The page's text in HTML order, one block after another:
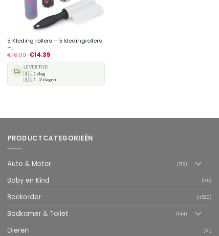
5 Kleding rollers – 5 kledingrollers
–...
€16.99 €14.39
LEVERTIJD
🇳🇱1 dag
🇧🇪1–2 dagen
PRODUCTCATEGORIEËN
Auto & Motor (718)
Baby en Kind (35)
Backorder (4520)
Badkamer & Toilet (144)
Dieren (81)